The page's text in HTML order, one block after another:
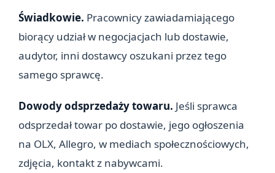
Świadkowie. Pracownicy zawiadamiającego
biorący udział w negocjacjach lub dostawie,
audytor, inni dostawcy oszukani przez tego
samego sprawcę.
Dowody odsprzedaży towaru. Jeśli sprawca
odsprzedał towar po dostawie, jego ogłoszenia
na OLX, Allegro, w mediach społecznościowych,
zdjęcia, kontakt z nabywcami.